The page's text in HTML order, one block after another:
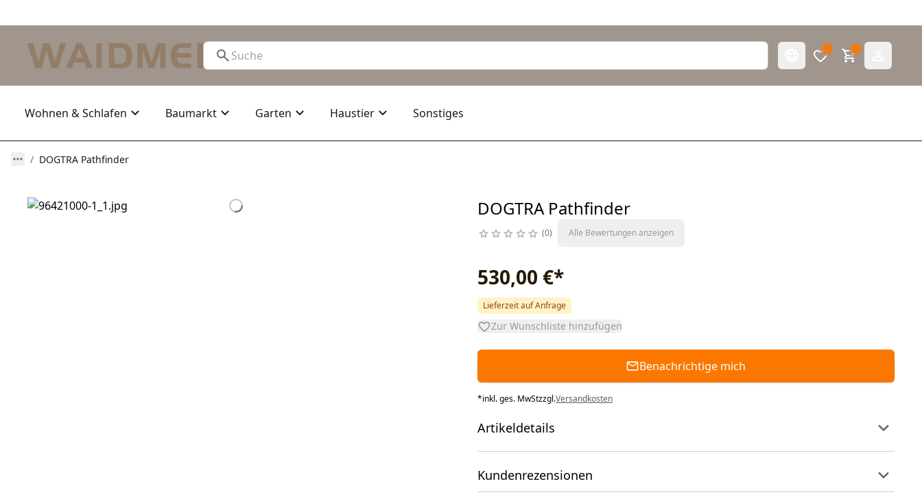
0 0
Wohnen & Schlafen Baumarkt Garten Haustier Sonstiges
DOGTRA Pathfinder
DOGTRA Pathfinder
0 Alle Bewertungen anzeigen
530,00 €*
Lieferzeit auf Anfrage
Zur Wunschliste hinzufügen
Benachrichtige mich
*inkl. ges. MwStzzgl.Versandkosten
Artikeldetails
Kundenrezensionen